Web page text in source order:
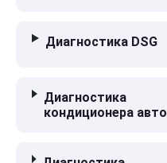
Диагностика DSG
Диагностика
кондиционера авто